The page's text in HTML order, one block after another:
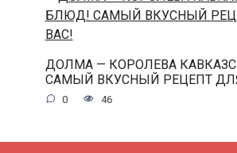
ДОЛМА — КОРОЛЕВА
САМЫЙ ВКУСНЫЙ РЕЦЕПТ
0 46